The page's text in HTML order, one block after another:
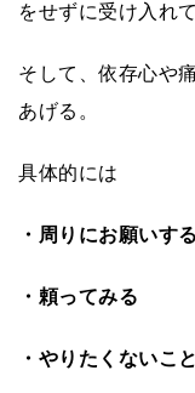
をせずに受け入れ
そして、依存心や
あげる。
具体的には
・周りにお願いする
・頼ってみる
・やりたくないこ